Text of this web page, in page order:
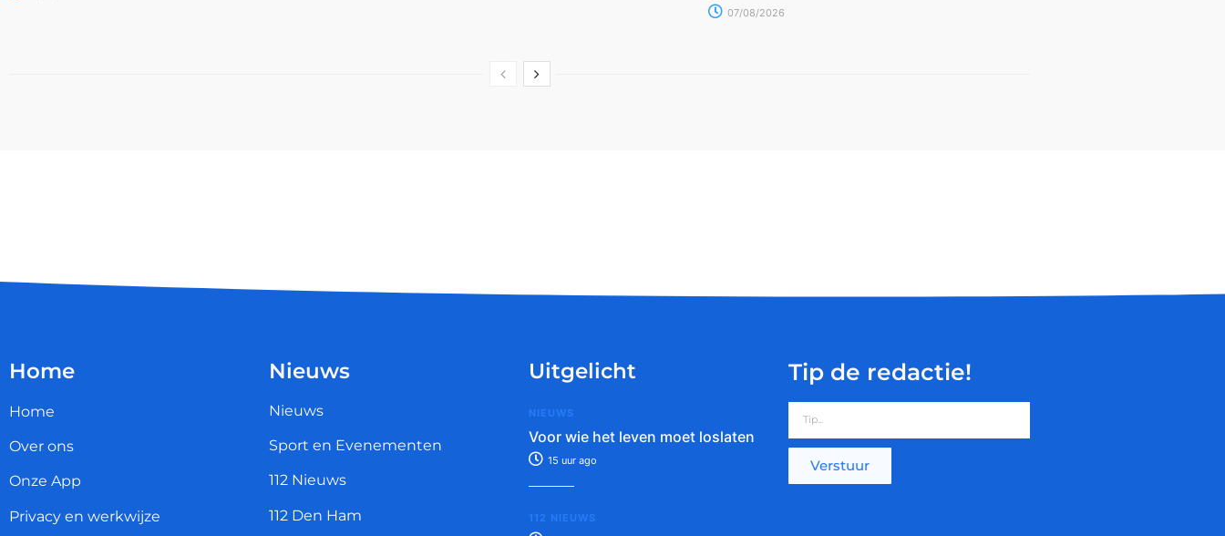
07/08/2026
Home
Home
Over ons
Onze App
Privacy en werkwijze
Nieuws
Nieuws
Sport en Evenementen
112 Nieuws
112 Den Ham
Uitgelicht
NIEUWS
Voor wie het leven moet loslaten
15 uur ago
112 NIEUWS
Tip de redactie!
Verstuur